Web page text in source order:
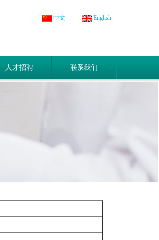
中文 English
人才招聘 联系我们